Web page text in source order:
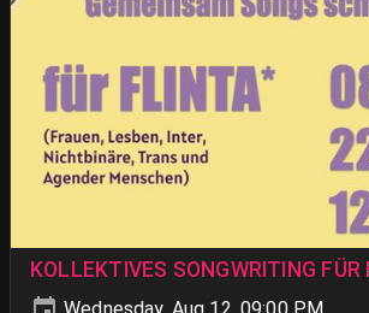
KOLLEKTIVES SONGWRITING
Wednesday, Aug 12, 09:00 PM